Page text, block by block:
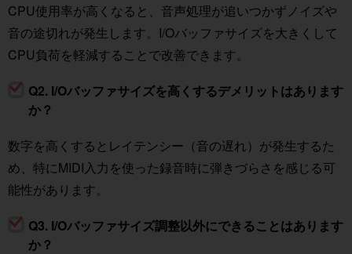
CPU使用率が高くなると、音声処理が追いつかずノイズや
音の途切れが発生します。I/Oバッファサイズを大きくして
CPU負荷を軽減することで改善できます。
Q2. I/Oバッファサイズを高くするデメリットはあります
か？
数字を高くするとレイテンシー（音の遅れ）が発生するた
め、特にMIDI入力を使った録音時に弾きづらさを感じる可
能性があります。
Q3. I/Oバッファサイズ調整以外にできることはあります
か？